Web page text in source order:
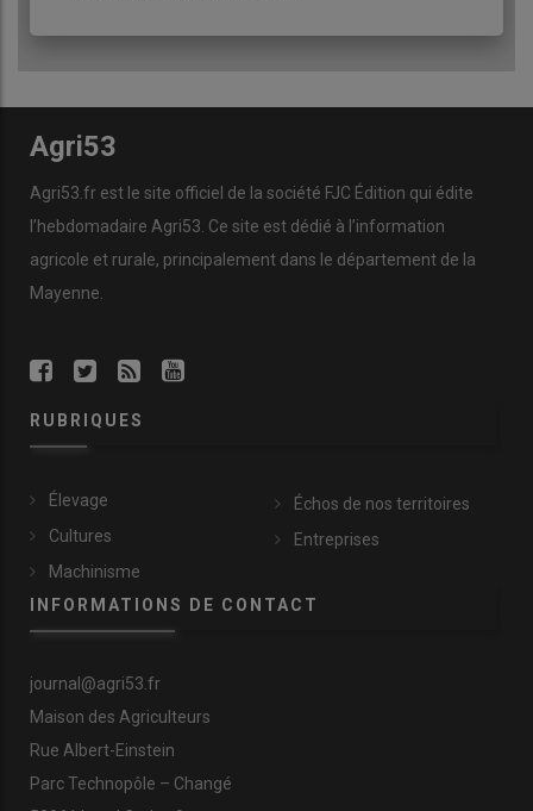
Agri53
Agri53.fr est le site officiel de la société FJC Édition qui édite
l’hebdomadaire Agri53. Ce site est dédié à l’information
agricole et rurale, principalement dans le département de la
Mayenne.
RUBRIQUES
Élevage
Cultures
Machinisme
Échos de nos territoires
Entreprises
INFORMATIONS DE CONTACT
journal@agri53.fr
Maison des Agriculteurs
Rue Albert-Einstein
Parc Technopôle – Changé